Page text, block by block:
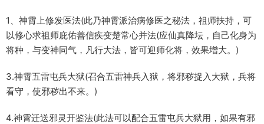
1、神霄上修发医法(此乃神霄派治病修医之秘法，祖师扶持，可
以修心求祖师庇佑善信疾变楚常心并法(应仙真降坛，自己化身为
将种，与变神同气，凡行大法，皆可迎师化将，效果增大。)
3.神霄五雷屯兵大狱(召合五雷神兵入狱，将邪秽捉入大狱，兵将
看守，使邪秽出不来。)
4.神霄迁送邪灵开鉴法(此法可以配合五雷屯兵大狱用，如果有邪